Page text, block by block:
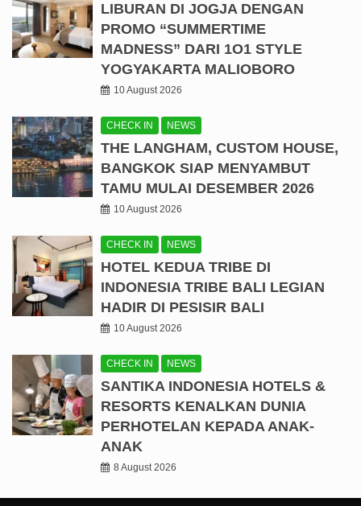
LIBURAN DI JOGJA DENGAN
PROMO “SUMMERTIME
MADNESS” DARI 1O1 STYLE
YOGYAKARTA MALIOBORO
10 August 2026
CHECK IN NEWS
THE LANGHAM, CUSTOM HOUSE,
BANGKOK SIAP MENYAMBUT
TAMU MULAI DESEMBER 2026
10 August 2026
CHECK IN NEWS
HOTEL KEDUA TRIBE DI
INDONESIA TRIBE BALI LEGIAN
HADIR DI PESISIR BALI
10 August 2026
CHECK IN NEWS
SANTIKA INDONESIA HOTELS &
RESORTS KENALKAN DUNIA
PERHOTELAN KEPADA ANAK-
ANAK
8 August 2026